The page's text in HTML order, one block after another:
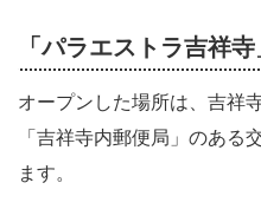
「パラエストラ吉祥寺
オープンした場所は、吉祥
「吉祥寺内郵便局」のある
ます。